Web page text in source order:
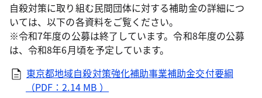
自殺対策に取り組む民間団体に対する補助金の詳細につ
いては、以下の各資料をご覧ください。
※令和7年度の公募は終了しています。令和8年度の公募
は、令和8年6月頃を予定しています。
東京都地域自殺対策強化補助事業補助金交付要綱
（PDF：2.14 MB ）